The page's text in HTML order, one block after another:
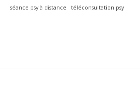
séance psy à distance
téléconsultation psy